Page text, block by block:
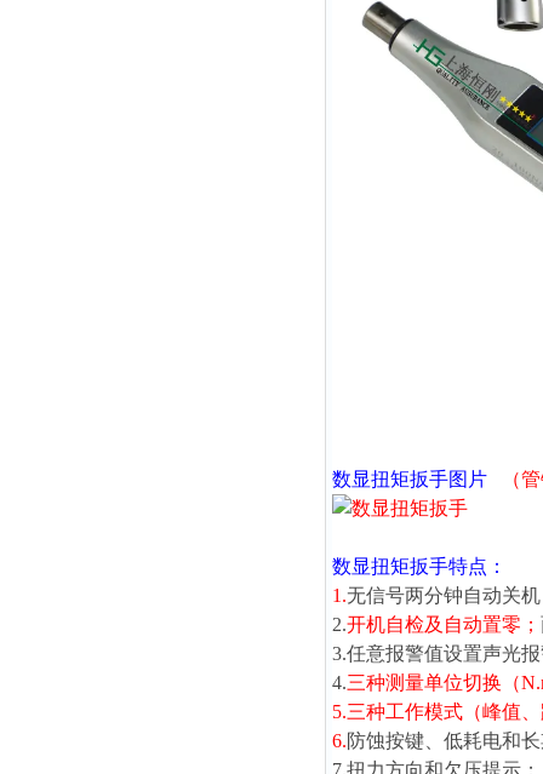
数显扭矩扳手图片 （
数显扭矩扳手特点：
1.无信号两分钟自动关
2.开机自检及自动置零；
3.任意报警值设置声光
4.三种测量单位切换（
5.三种工作模式（峰值
6.防蚀按键、低耗电和
7.扭力方向和欠压提示；